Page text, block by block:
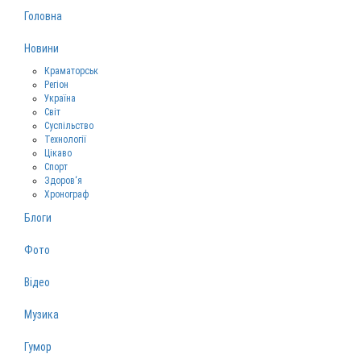
Головна
Новини
Краматорськ
Регіон
Україна
Світ
Суспільство
Технології
Цікаво
Спорт
Здоров‘я
Хронограф
Блоги
Фото
Відео
Музика
Гумор